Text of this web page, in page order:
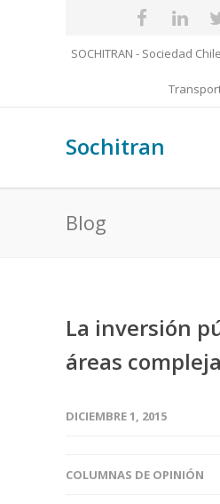
SOCHITRAN - Sociedad
Sochitran
Blog
La inversión
áreas
DICIEMBRE 1, 2015
COLUMNAS DE OPINIÓN